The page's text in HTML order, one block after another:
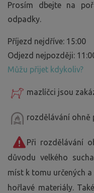
Prosím dbejte na
odpadky.
Příjezd nejdříve: 15:00
Odjezd nejpozději:
Můžu přijet kdykoliv?
mazlíčci jsou
rozdělávání ohně
Při rozdělávání
důvodu velkého
míst k tomu určených
hořlavé materiály.